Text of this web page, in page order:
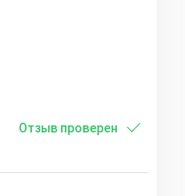
Отзыв проверен